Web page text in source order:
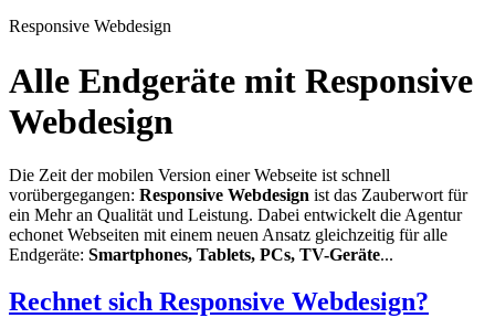
Responsive Webdesign
Alle Endgeräte mit Responsive
Webdesign
Die Zeit der mobilen Version einer Webseite ist schnell
vorübergegangen: Responsive Webdesign ist das Zauberwort für
ein Mehr an Qualität und Leistung. Dabei entwickelt die Agentur
echonet Webseiten mit einem neuen Ansatz gleichzeitig für alle
Endgeräte: Smartphones, Tablets, PCs, TV-Geräte...
Rechnet sich Responsive Webdesign?